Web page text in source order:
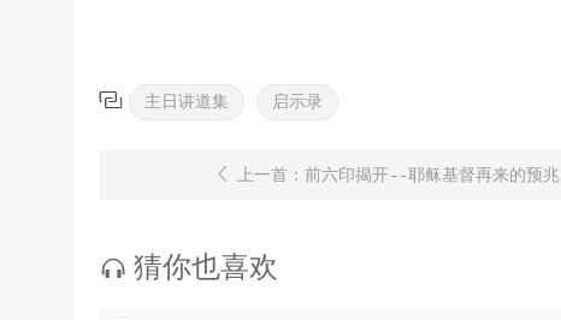
 主日讲道集 启示录
 上一首：前六印揭开--耶稣基督再来的预兆
 猜你也喜欢